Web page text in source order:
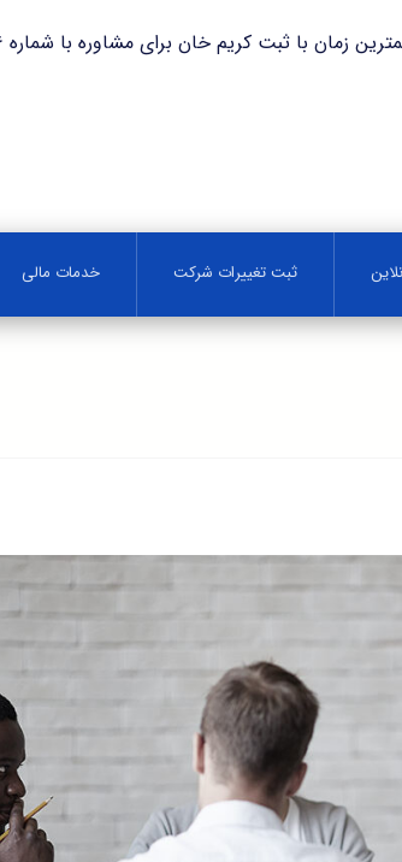
کریم خان برای مشاوره با شماره ۸۷۱۴۶ تماس حاصل فرمایید.
ثبت تغییرات شرکت خدمات مالی